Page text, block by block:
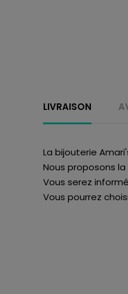
LIVRAISON
La bijouterie
Nous proposons
Vous serez
Vous pourrez